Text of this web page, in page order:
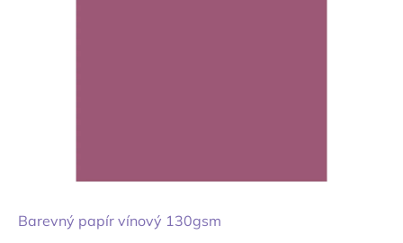
Barevný papír vínový 130gsm